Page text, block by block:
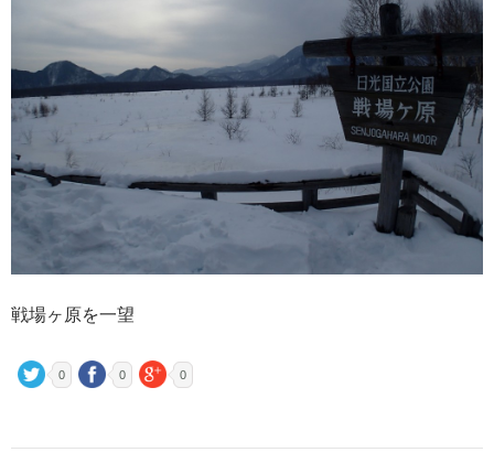
戦場ヶ原を一望
0 0 0